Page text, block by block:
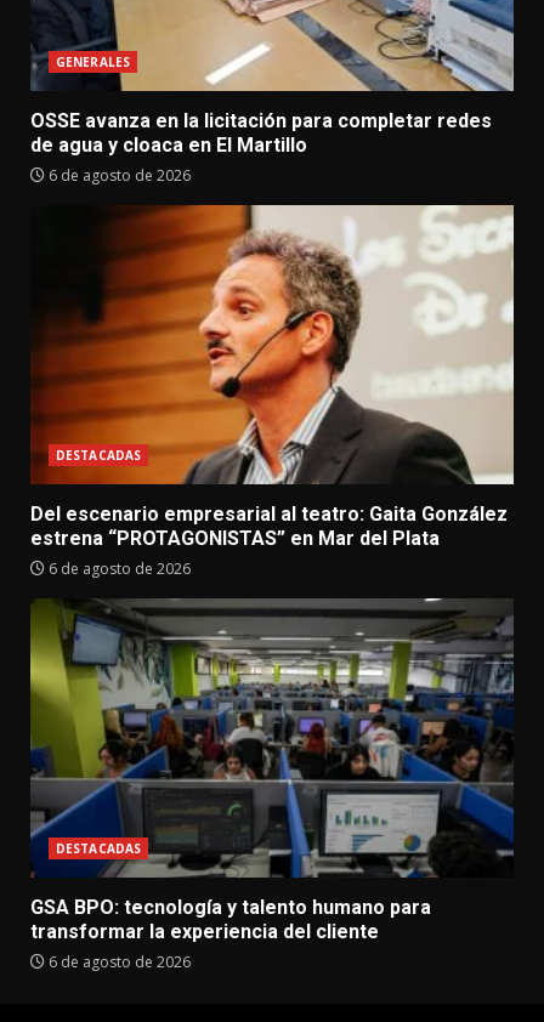
GENERALES
OSSE avanza en la licitación para completar redes
de agua y cloaca en El Martillo
6 de agosto de 2026
DESTACADAS
Del escenario empresarial al teatro: Gaita González
estrena “PROTAGONISTAS” en Mar del Plata
6 de agosto de 2026
DESTACADAS
GSA BPO: tecnología y talento humano para
transformar la experiencia del cliente
6 de agosto de 2026